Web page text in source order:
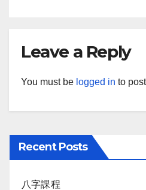
Leave a Reply
You must be logged in to
Recent Posts
八字課程